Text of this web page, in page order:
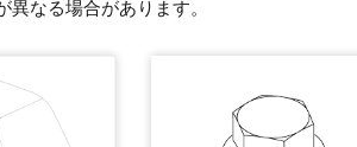
なる場合があります。